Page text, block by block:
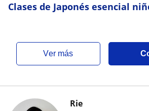
Clases de Japonés esencial
ver más
Rie